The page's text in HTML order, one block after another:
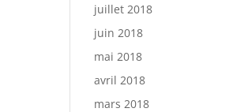
juillet 2018
juin 2018
mai 2018
avril 2018
mars 2018